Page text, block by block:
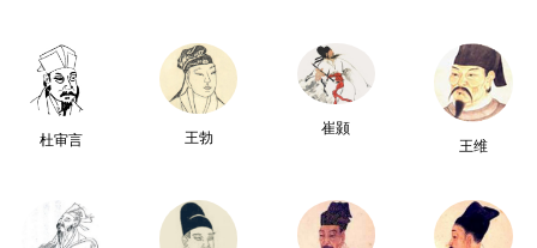
杜审言 王勃
崔颢
王维